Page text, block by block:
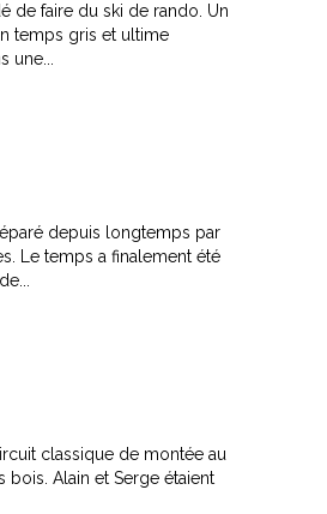
de faire du ski de rando. Un
temps gris et ultime
depuis longtemps par
Le temps a finalement été
classique de montée au
Alain et Serge étaient